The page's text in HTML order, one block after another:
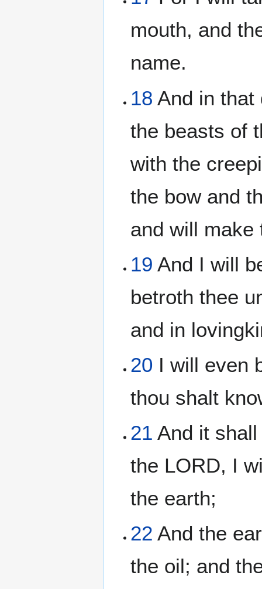
mouth, and
name.
18 And in that
the beasts of
with the
the bow and
and will make
19 And I will
betroth thee
and in
20 I will even
thou shalt
21 And it
the LORD, I
the earth;
22 And the
the oil; and